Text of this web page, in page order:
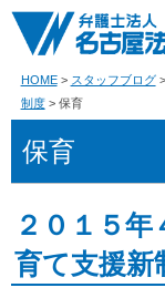
HOME スタッフブログ
制度
保育
保育
２０１５
育て支援新